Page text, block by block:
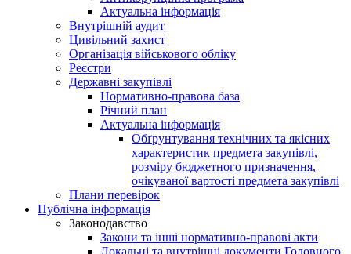
Актуальна інформація
Внутрішній аудит
Цивільний захист
Організація військового обліку
Реєстри
Державні закупівлі
Нормативно-правова база
Річний план
Актуальна інформація
Обґрунтування технічних та якісних
характеристик предмета закупівлі,
розміру бюджетного призначення,
очікуваної вартості предмета закупівлі
Плани перевірок
Публічна інформація
Законодавство
Закони та інші нормативно-правові акти
Локальні та внутрішні документи Головного